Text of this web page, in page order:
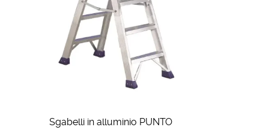
Sgabelli in alluminio PUNTO